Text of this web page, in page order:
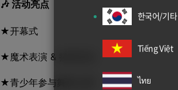
🎶 活动亮点
★开幕式
★魔术表演 & 搞笑演出
★青少年参与舞蹈大赛
한국어/기타
Tiếng Việt
ไทย